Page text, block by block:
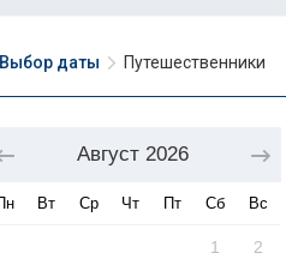
Выбор даты Путешественники
Август 2026
Вт Ср Чт Пт Сб Вс
1 2